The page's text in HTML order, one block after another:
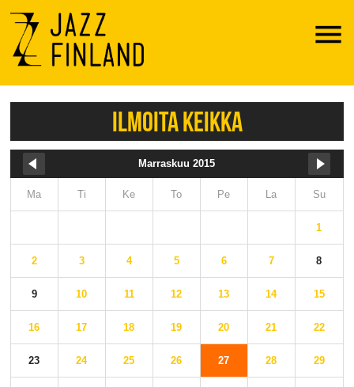
Menu
ILMOITA KEIKKA
Marraskuu 2015
Ma Ti Ke To Pe La Su
1
2 3 4 5 6 7 8
9 10 11 12 13 14 15
16 17 18 19 20 21 22
23 24 25 26 27 28 29